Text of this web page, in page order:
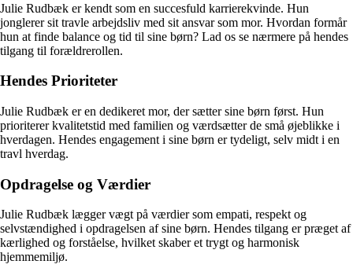
Julie Rudbæk er kendt som en succesfuld karrierekvinde. Hun
jonglerer sit travle arbejdsliv med sit ansvar som mor. Hvordan formår
hun at finde balance og tid til sine børn? Lad os se nærmere på hendes
tilgang til forældrerollen.
Hendes Prioriteter
Julie Rudbæk er en dedikeret mor, der sætter sine børn først. Hun
prioriterer kvalitetstid med familien og værdsætter de små øjeblikke i
hverdagen. Hendes engagement i sine børn er tydeligt, selv midt i en
travl hverdag.
Opdragelse og Værdier
Julie Rudbæk lægger vægt på værdier som empati, respekt og
selvstændighed i opdragelsen af sine børn. Hendes tilgang er præget af
kærlighed og forståelse, hvilket skaber et trygt og harmonisk
hjemmemiljø.